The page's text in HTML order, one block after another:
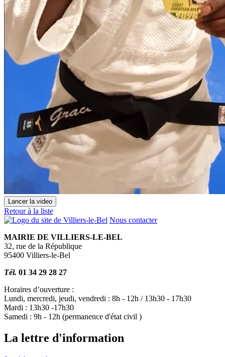
Lancer la video
Retour à la liste
Nous contacter
MAIRIE DE VILLIERS-LE-BEL
32, rue de la République
95400 Villiers-le-Bel
Tél. 01 34 29 28 27
Horaires d’ouverture :
Lundi, mercredi, jeudi, vendredi : 8h - 12h / 13h30 - 17h30
Mardi : 13h30 -17h30
Samedi : 9h - 12h (permanence d'état civil )
La lettre d'information